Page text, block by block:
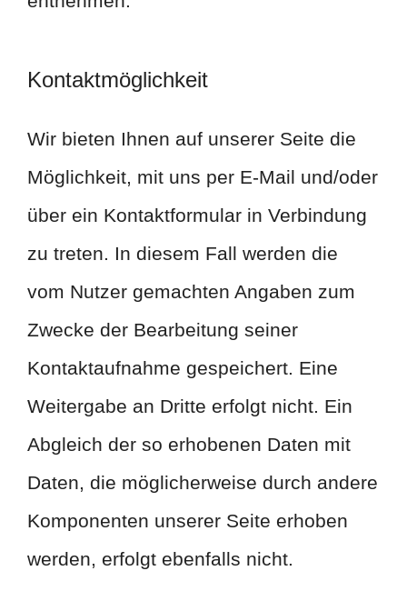
Kontaktmöglichkeit
Wir bieten Ihnen auf unserer Seite die
Möglichkeit, mit uns per E-Mail und/oder
über ein Kontaktformular in Verbindung
zu treten. In diesem Fall werden die
vom Nutzer gemachten Angaben zum
Zwecke der Bearbeitung seiner
Kontaktaufnahme gespeichert. Eine
Weitergabe an Dritte erfolgt nicht. Ein
Abgleich der so erhobenen Daten mit
Daten, die möglicherweise durch andere
Komponenten unserer Seite erhoben
werden, erfolgt ebenfalls nicht.